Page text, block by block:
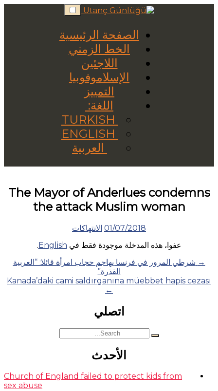
Skip
to
الصفحة الرئيسية
الخط الزمني
اللاجئين
الإسلاموفوبيا
التمييز
اللغة:
العربية
The Mayor of Anderlues condemns
the attack Muslim woman
01/07/2018 الانتهاكات
عفوا، هذه المدخلة موجودة فقط في English
.
Posts
navigation
→ شرطي المرور في فرنسا يهاجم حجاب امرأة قائلا: “العربية
القذرة”
Kanada’daki cami saldırganına müebbet hapis cezası
←
اتصلي
Search
for:
الأحدث
Church of England failed to protect kids from
sex abuse